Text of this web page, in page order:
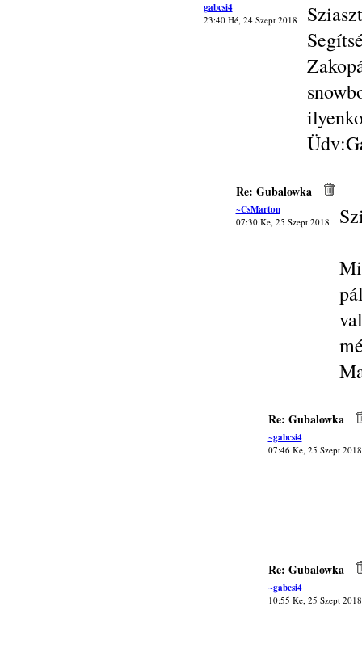
gabcsi4
23:40 Hé, 24 Szept 2018
Re: Gubalowka
~CsMarton
07:30 Ke, 25 Szept 2018
Re: Gubalowka
~gabcsi4
07:46 Ke, 25 Szept 2018
Re: Gubalowka
~gabcsi4
10:55 Ke, 25 Szept 2018